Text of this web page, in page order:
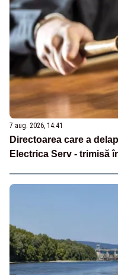
7 aug. 2026, 14:41
Directoarea care a
Electrica Serv - trimisă